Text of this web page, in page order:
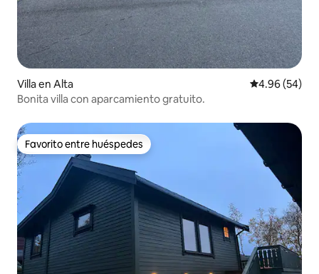
Villa en Alta Calificación
4.96 (54)
Bonita villa con aparcamiento gratuito.
Favorito entre huéspedes
Favorito entre huéspedes